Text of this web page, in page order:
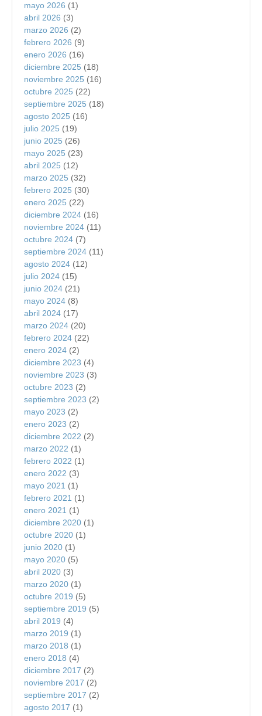
mayo 2026 (1)
abril 2026 (3)
marzo 2026 (2)
febrero 2026 (9)
enero 2026 (16)
diciembre 2025 (18)
noviembre 2025 (16)
octubre 2025 (22)
septiembre 2025 (18)
agosto 2025 (16)
julio 2025 (19)
junio 2025 (26)
mayo 2025 (23)
abril 2025 (12)
marzo 2025 (32)
febrero 2025 (30)
enero 2025 (22)
diciembre 2024 (16)
noviembre 2024 (11)
octubre 2024 (7)
septiembre 2024 (11)
agosto 2024 (12)
julio 2024 (15)
junio 2024 (21)
mayo 2024 (8)
abril 2024 (17)
marzo 2024 (20)
febrero 2024 (22)
enero 2024 (2)
diciembre 2023 (4)
noviembre 2023 (3)
octubre 2023 (2)
septiembre 2023 (2)
mayo 2023 (2)
enero 2023 (2)
diciembre 2022 (2)
marzo 2022 (1)
febrero 2022 (1)
enero 2022 (3)
mayo 2021 (1)
febrero 2021 (1)
enero 2021 (1)
diciembre 2020 (1)
octubre 2020 (1)
junio 2020 (1)
mayo 2020 (5)
abril 2020 (3)
marzo 2020 (1)
octubre 2019 (5)
septiembre 2019 (5)
abril 2019 (4)
marzo 2019 (1)
marzo 2018 (1)
enero 2018 (4)
diciembre 2017 (2)
noviembre 2017 (2)
septiembre 2017 (2)
agosto 2017 (1)